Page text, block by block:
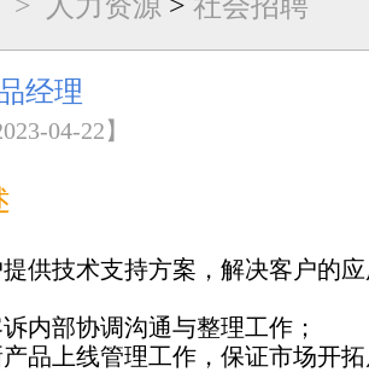
> 人力资源 > 社会招聘
经理
04-22】
供技术支持方案，解决客户的
内部协调沟通与整理工作；
品上线管理工作，保证市场开